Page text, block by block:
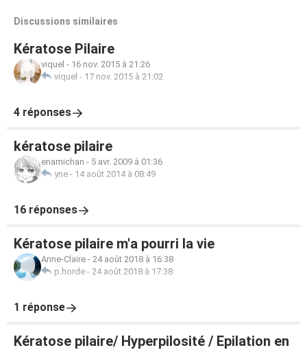
Discussions similaires
Kératose Pilaire
viquel - 16 nov. 2015 à 21:26
viquel - 17 nov. 2015 à 21:02
4 réponses
kératose pilaire
enamichan - 5 avr. 2009 à 01:36
yne - 14 août 2014 à 08:49
16 réponses
Kératose pilaire m'a pourri la vie
Anne-Claire - 24 août 2018 à 16:38
p.horde - 24 août 2018 à 17:38
1 réponse
Kératose pilaire/ Hyperpilosité / Epilation en